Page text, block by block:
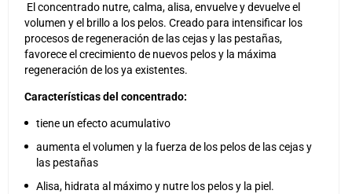
El concentrado nutre, calma, alisa, envuelve y devuelve el
volumen y el brillo a los pelos. Creado para intensificar los
procesos de regeneración de las cejas y las pestañas,
favorece el crecimiento de nuevos pelos y la máxima
regeneración de los ya existentes.
Características del concentrado:
tiene un efecto acumulativo
aumenta el volumen y la fuerza de los pelos de las cejas y
las pestañas
Alisa, hidrata al máximo y nutre los pelos y la piel.